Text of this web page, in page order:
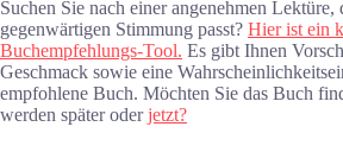
Suchen Sie nach einer angenehmen
gegenwärtigen Stimmung passt? Hier ist ein
Buchempfehlungs-Tool. Es gibt Ihnen
Geschmack sowie eine
empfohlene Buch. Möchten Sie das Buch
werden später oderjetzt?